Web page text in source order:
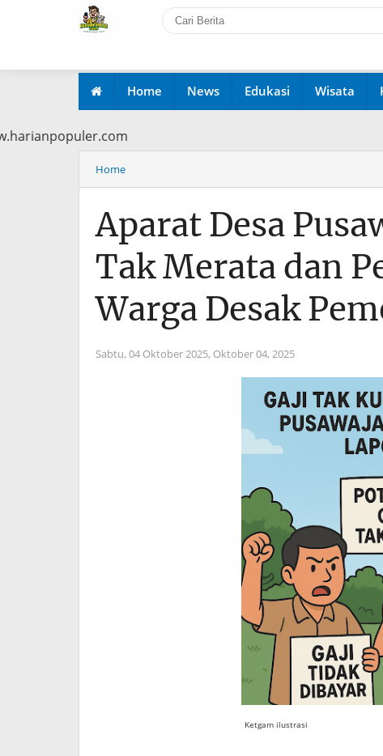
Home News Edukasi Wisata
Home
Aparat Desa
Tak Merata dan
Warga Desak
Sabtu, 04 Oktober 2025, Oktober 04, 2025
Ketgam ilustrasi